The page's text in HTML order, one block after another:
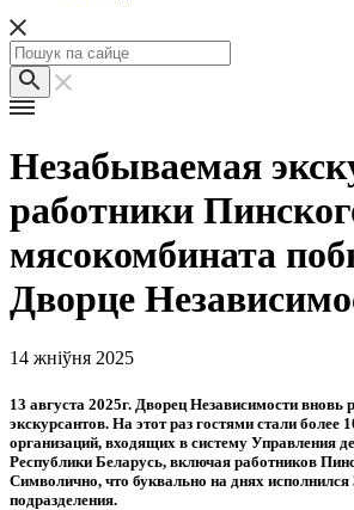
Незабываемая
работники
мясокомбината
Дворце
14 жніўня 2025
13 августа 2025г. Дворец Независимости вновь
экскурсантов. На этот раз гостями стали более
организаций, входящих в систему Управления
Республики Беларусь, включая работников
Символично, что буквально на днях исполнился
подразделения.